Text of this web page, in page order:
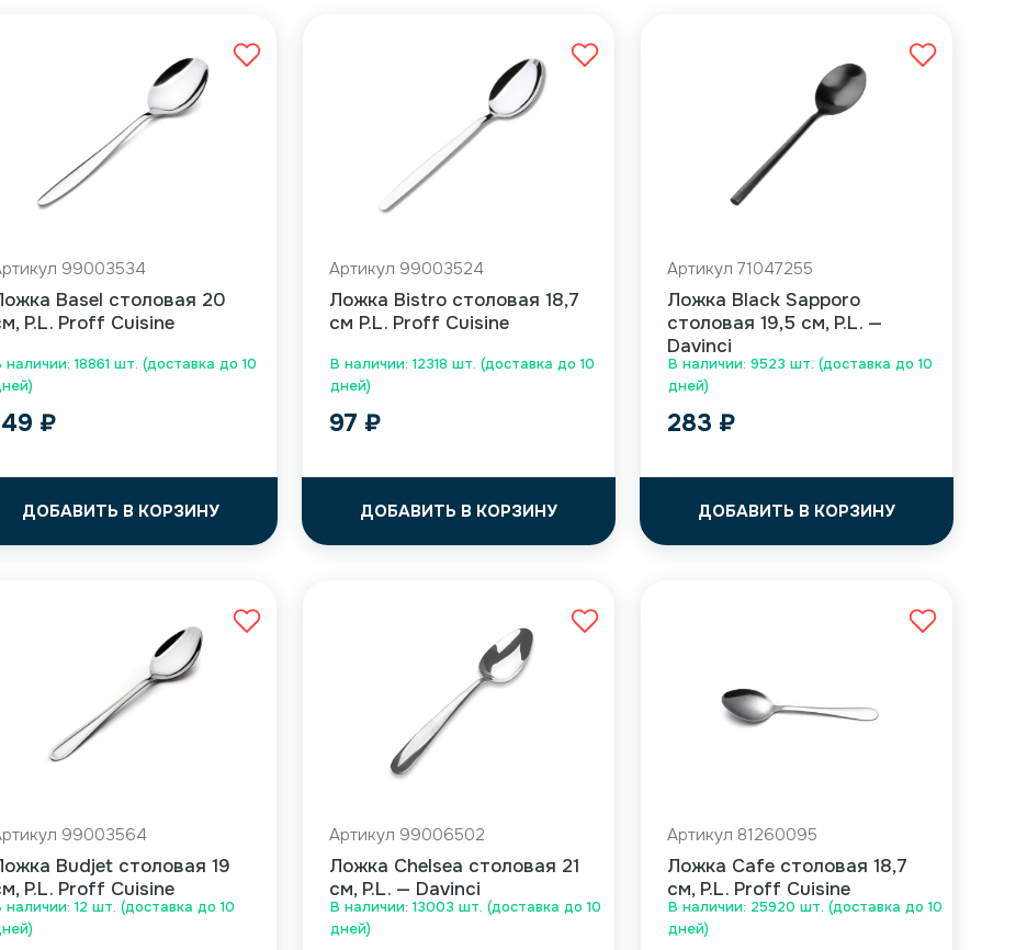
наличии: 18861 шт. (доставка до 10
99003534
Basel столовая 20
P.L. Proff Cuisine
₽
ДОБАВИТЬ В КОРЗИНУ
В наличии: 12318 шт. (доставка до 10
дней)
Артикул 99003524
Ложка Bistro столовая 18,7
см P.L. Proff Cuisine
97 ₽
ДОБАВИТЬ В КОРЗИНУ
В наличии: 9523 шт. (доставка до 10
дней)
Артикул 71047255
Ложка Black Sapporo
столовая 19,5 см, P.L. —
Davinci
283 ₽
ДОБАВИТЬ В КОРЗИНУ
наличии: 12 шт. (доставка до 10
99003564
Budjet столовая 19
P.L. Proff Cuisine
В наличии: 13003 шт. (доставка до 10
дней)
Артикул 99006502
Ложка Chelsea столовая 21
см, P.L. — Davinci
В наличии: 25920 шт. (доставка до 10
дней)
Артикул 81260095
Ложка Cafe столовая 18,7
см, P.L. Proff Cuisine